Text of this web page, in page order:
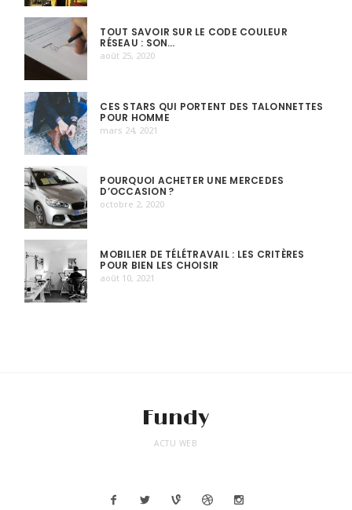
TOUT SAVOIR SUR LE CODE COULEUR
RÉSEAU : SON…
août 25, 2020
CES STARS QUI PORTENT DES TALONNETTES
POUR HOMME
mars 24, 2021
POURQUOI ACHETER UNE MERCEDES
D’OCCASION ?
octobre 2, 2020
MOBILIER DE TÉLÉTRAVAIL : LES CRITÈRES
POUR BIEN LES CHOISIR
août 10, 2021
Fundy
ACTU WEB